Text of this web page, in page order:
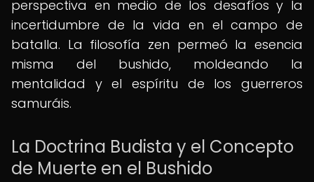
perspectiva en medio de los desafíos y la
incertidumbre de la vida en el campo de
batalla. La filosofía zen permeó la esencia
misma del bushido, moldeando la
mentalidad y el espíritu de los guerreros
samuráis.
La Doctrina Budista y el Concepto
de Muerte en el Bushido